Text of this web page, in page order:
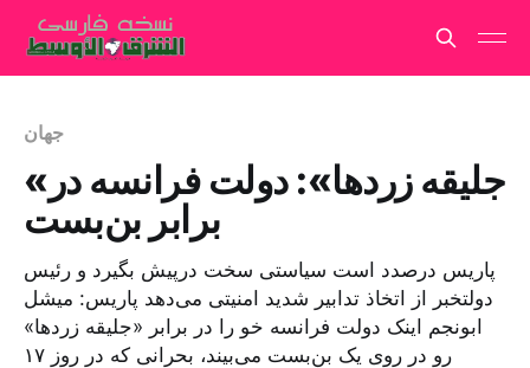
جهان
«جلیقه‌ زردها»: دولت فرانسه در
برابر بن‌بست
پاریس درصدد است سیاستی سخت درپیش بگیرد و رئیس
دولتخبر از اتخاذ تدابیر شدید امنیتی می‌دهد پاریس: میشل
ابونجم اینک دولت فرانسه خو را در برابر «جلیقه زردها»
رو در روی یک بن‌بست می‌بیند، بحرانی که در روز ۱۷